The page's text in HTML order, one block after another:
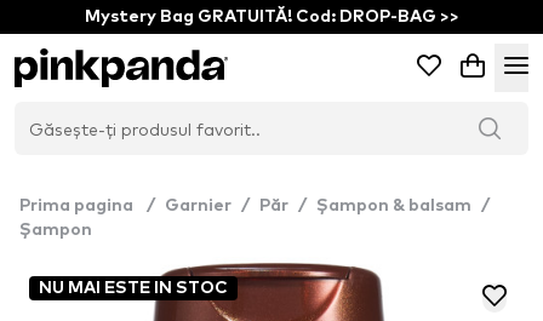
Mystery Bag GRATUITĂ! Cod: DROP-BAG >>
Prima pagina / Garnier / Păr / Șampon & balsam
/
Șampon
NU MAI ESTE IN STOC